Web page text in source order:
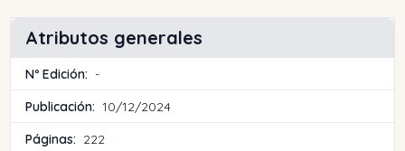
Atributos generales
Nº Edición: -
Publicación: 10/12/2024
Páginas: 222